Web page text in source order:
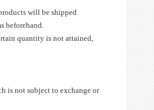
will be shipped
beforehand.
quantity is not attained,
is not subject to exchange or